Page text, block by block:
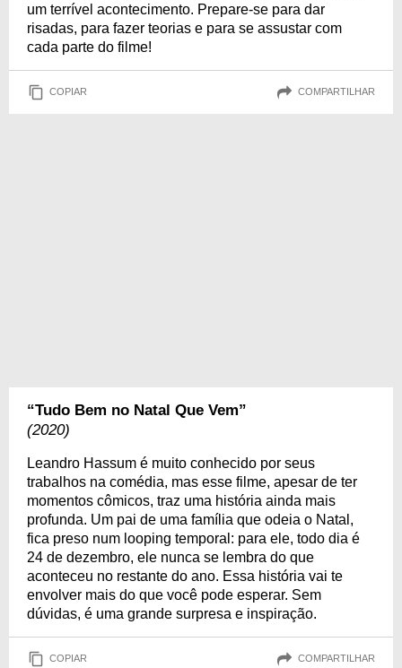
um terrível acontecimento. Prepare-se para dar
risadas, para fazer teorias e para se assustar com
cada parte do filme!
COPIAR COMPARTILHAR
“Tudo Bem no Natal Que Vem”
(2020)
Leandro Hassum é muito conhecido por seus
trabalhos na comédia, mas esse filme, apesar de ter
momentos cômicos, traz uma história ainda mais
profunda. Um pai de uma família que odeia o Natal,
fica preso num looping temporal: para ele, todo dia é
24 de dezembro, ele nunca se lembra do que
aconteceu no restante do ano. Essa história vai te
envolver mais do que você pode esperar. Sem
dúvidas, é uma grande surpresa e inspiração.
COPIAR COMPARTILHAR